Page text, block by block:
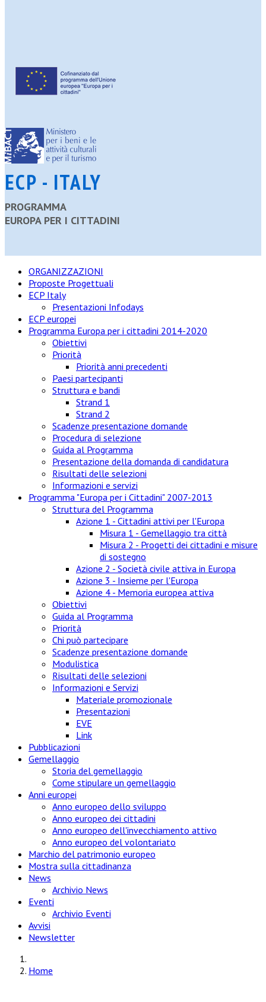
ECP - ITALY
PROGRAMMA
EUROPA PER I CITTADINI
ORGANIZZAZIONI
Proposte Progettuali
ECP Italy
Presentazioni Infodays
ECP europei
Programma Europa per i cittadini 2014-2020
Obiettivi
Priorità
Priorità anni precedenti
Paesi partecipanti
Struttura e bandi
Strand 1
Strand 2
Scadenze presentazione domande
Procedura di selezione
Guida al Programma
Presentazione della domanda di candidatura
Risultati delle selezioni
Informazioni e servizi
Programma "Europa per i Cittadini" 2007-2013
Struttura del Programma
Azione 1 - Cittadini attivi per l'Europa
Misura 1 - Gemellaggio tra città
Misura 2 - Progetti dei cittadini e misure
di sostegno
Azione 2 - Società civile attiva in Europa
Azione 3 - Insieme per l'Europa
Azione 4 - Memoria europea attiva
Obiettivi
Guida al Programma
Priorità
Chi può partecipare
Scadenze presentazione domande
Modulistica
Risultati delle selezioni
Informazioni e Servizi
Materiale promozionale
Presentazioni
EVE
Link
Pubblicazioni
Gemellaggio
Storia del gemellaggio
Come stipulare un gemellaggio
Anni europei
Anno europeo dello sviluppo
Anno europeo dei cittadini
Anno europeo dell'invecchiamento attivo
Anno europeo del volontariato
Marchio del patrimonio europeo
Mostra sulla cittadinanza
News
Archivio News
Eventi
Archivio Eventi
Avvisi
Newsletter
Home